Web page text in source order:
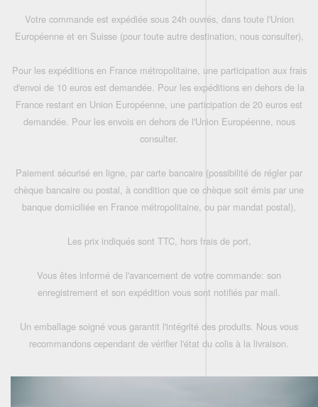
Votre commande est expédiée sous 24h ouvrés, dans toute l'Union
Européenne et en Suisse (pour toute autre destination, nous consulter),
Pour les expéditions en France métropolitaine, une participation aux frais
d'envoi de 10 euros est demandée. Pour les expéditions en dehors de la
France restant en Union Européenne, une participation de 20 euros est
demandée. Pour les envois en dehors de l'Union Européenne, nous
consulter.
Paiement sécurisé en ligne, par carte bancaire (possibilité de régler par
chèque bancaire ou postal, à condition que ce chèque soit émis par une
banque domiciliée en France métropolitaine, ou par mandat postal),
Les prix indiqués sont TTC, hors frais de port,
Vous êtes informé de l'avancement de votre commande: son
enregistrement et son expédition vous sont notifiés par mail.
Un emballage soigné vous garantit l'intégrité des produits. Nous vous
recommandons cependant de vérifier l'état du colis à la livraison.